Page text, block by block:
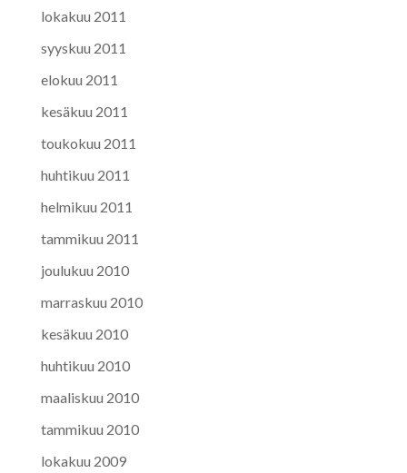
lokakuu 2011
syyskuu 2011
elokuu 2011
kesäkuu 2011
toukokuu 2011
huhtikuu 2011
helmikuu 2011
tammikuu 2011
joulukuu 2010
marraskuu 2010
kesäkuu 2010
huhtikuu 2010
maaliskuu 2010
tammikuu 2010
lokakuu 2009